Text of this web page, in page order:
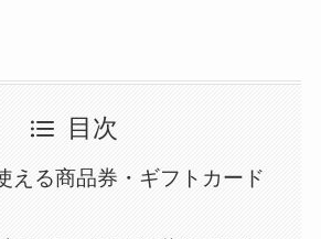
目次
える商品券・ギフトカード